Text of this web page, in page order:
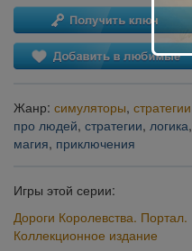
Жанр: симуляторы, стратегии
про людей, стратегии, логика,
магия, приключения
Игры этой серии:
Дороги Королевства. Портал.
Коллекционное издание